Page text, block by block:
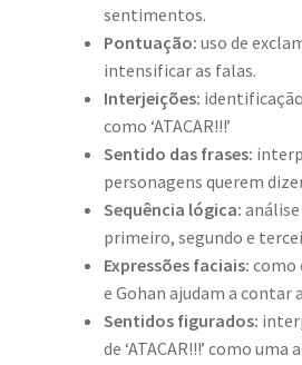
sentimentos.
Pontuação: uso de
intensificar as falas.
Interjeições:
como ‘ATACAR!!!’
Sentido das frases:
personagens querem
Sequência lógica:
primeiro, segundo e
Expressões faciais: como
e Gohan ajudam a contar
Sentidos figurados:
de ‘ATACAR!!!’ como uma